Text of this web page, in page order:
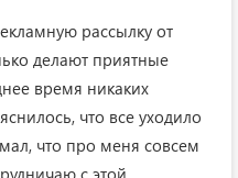
рассылку от
делают приятные
время никаких
что все уходило
что про меня совсем
с этой